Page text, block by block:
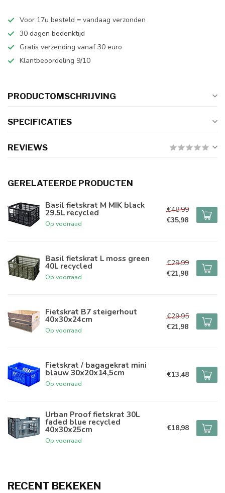
Voor 17u besteld = vandaag verzonden
30 dagen bedenktijd
Gratis verzending vanaf 30 euro
Klantbeoordeling 9/10
PRODUCTOMSCHRIJVING
SPECIFICATIES
REVIEWS
GERELATEERDE PRODUCTEN
Basil fietskrat M MIK black
29.5L recycled
Op voorraad
€48,99
€35,98
Basil fietskrat L moss green
40L recycled
Op voorraad
€29,99
€21,98
Fietskrat B7 steigerhout
40x30x24cm
Op voorraad
€29,95
€21,98
Fietskrat / bagagekrat mini
blauw 30x20x14,5cm
Op voorraad
€13,48
Urban Proof fietskrat 30L
faded blue recycled
40x30x25cm
Op voorraad
€18,98
RECENT BEKEKEN